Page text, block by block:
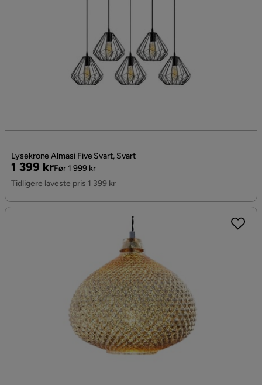
Lysekrone Almasi Five Svart, Svart
Pris
1 399 kr
Original
Pris
Før 1 999 kr
Tidligere laveste pris 1 399 kr